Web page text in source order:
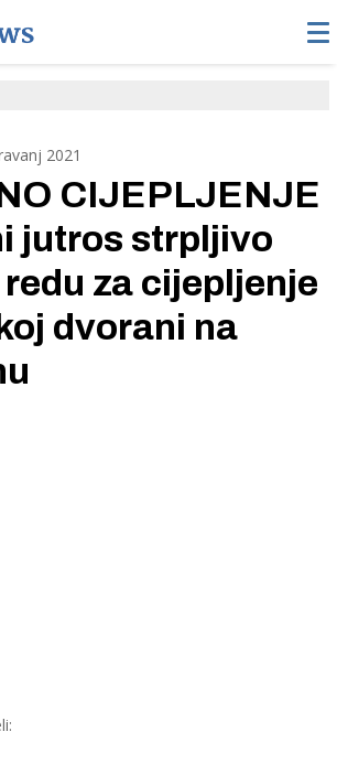
2021
CIJEPLJENJE
jutros strpljivo
za cijepljenje
dvorani na